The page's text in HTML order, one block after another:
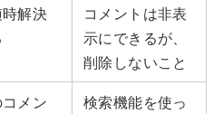
解決
コメントは非表
示にできるが、
削除しないこと
コメン
検索機能を使っ